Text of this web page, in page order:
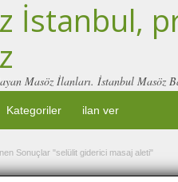
İstanbul,
Masöz İlanları. İstanbul Masöz
Kategoriler ilan ver
Sonuçlar "selülit giderici masaj aleti"